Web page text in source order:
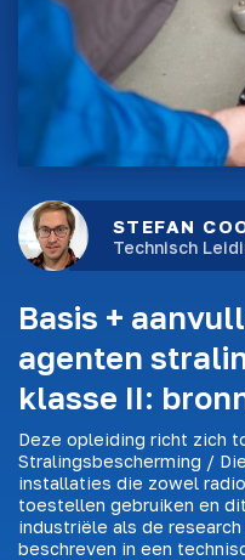
STEFAN
Technisch
Basis +
agenten
klasse II:
Deze opleiding richt zich
Stralingsbescherming /
installaties die zowel
toestellen gebruiken en
industriële als de
beschreven in een